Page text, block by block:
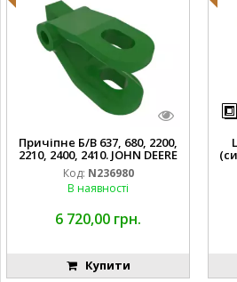
Причіпне Б/В 637, 680, 2200,
2210, 2400, 2410. JOHN DEERE
Код: N236980
В наявності
6 720,00 грн.
Купити